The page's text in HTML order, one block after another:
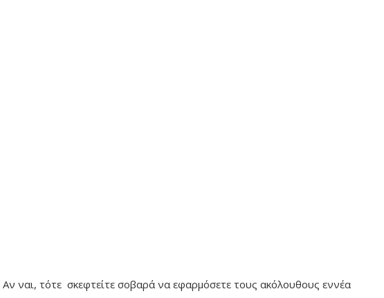
Αν ναι, τότε σκεφτείτε σοβαρά να εφαρμόσετε τους ακόλουθους εννέα